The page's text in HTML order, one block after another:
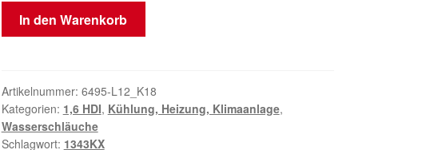
Wasserleitung
Citroën
HDI
1343KX
Menge
In den Warenkorb
Artikelnummer: 6495-L12_K18
Kategorien: 1,6 HDI, Kühlung, Heizung, Klimaanlage,
Wasserschläuche
Schlagwort: 1343KX